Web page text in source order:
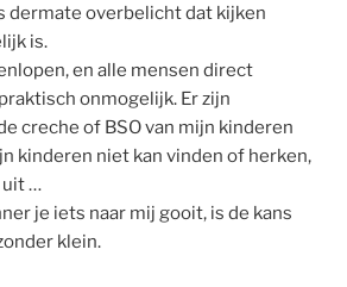
dermate overbelicht dat kijken
is.
en alle mensen direct
onmogelijk. Er zijn
creche of BSO van mijn kinderen
kinderen niet kan vinden of herken,
uit …
je iets naar mij gooit, is de kans
klein.